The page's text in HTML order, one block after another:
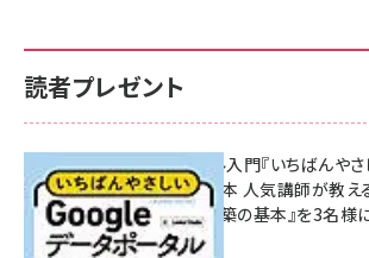
読者プレゼント
無料BIツール入門『いちばんや
ポータルの教本 人気講師が教え
シュボード構築の基本』を3名様
7月31日 10:00